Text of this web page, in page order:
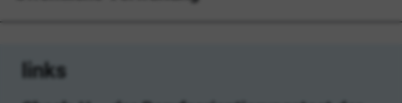
links